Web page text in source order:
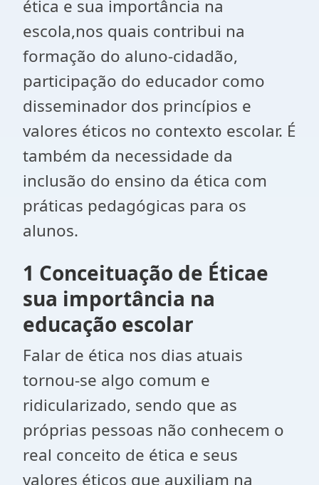
ética e sua importância na
escola,nos quais contribui na
formação do aluno-cidadão,
participação do educador como
disseminador dos princípios e
valores éticos no contexto escolar. É
também da necessidade da
inclusão do ensino da ética com
práticas pedagógicas para os
alunos.
1 Conceituação de Éticae
sua importância na
educação escolar
Falar de ética nos dias atuais
tornou-se algo comum e
ridicularizado, sendo que as
próprias pessoas não conhecem o
real conceito de ética e seus
valores éticos que auxiliam na